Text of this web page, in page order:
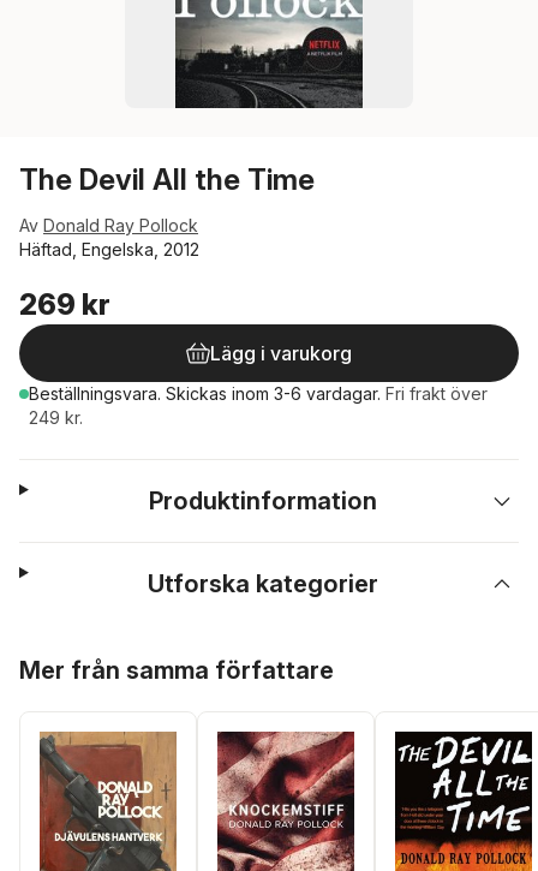
The Devil All the Time
Av Donald Ray Pollock
Häftad, Engelska, 2012
269 kr
Lägg i varukorg
Beställningsvara. Skickas inom 3-6 vardagar. Fri frakt över
249 kr.
Produktinformation
Utforska kategorier
Mer från samma författare